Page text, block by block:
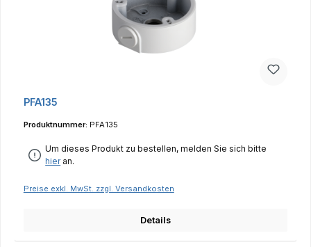
PFA135
Produktnummer: PFA135
Um dieses Produkt zu bestellen, melden Sie sich bitte
hieran.
Preise exkl. MwSt. zzgl. Versandkosten
Details